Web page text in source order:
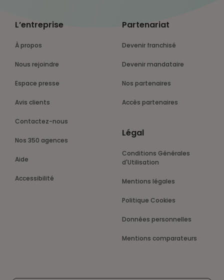
L’entreprise
À propos
Nous rejoindre
Espace presse
Avis clients
Contactez-nous
Nos 350 agences
Aide
Accessibilité
Partenariat
Devenir franchisé
Devenir mandataire
Nos partenaires
Accès partenaires
Légal
Conditions Générales
d'Utilisation
Mentions légales
Politique Cookies
Données personnelles
Mentions comparateurs